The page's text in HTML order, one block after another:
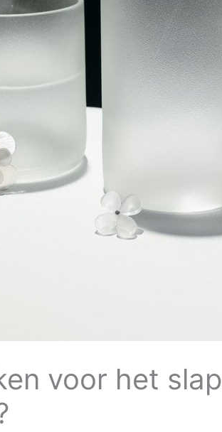
voor het